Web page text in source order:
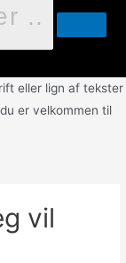
eller lign af tekster
er velkommen til
vil